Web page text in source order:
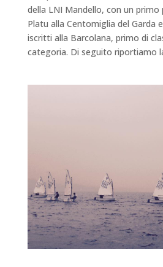
della LNI Mandello, con un primo
Platu alla Centomiglia del Garda
iscritti alla Barcolana, primo di
categoria. Di seguito riportiamo